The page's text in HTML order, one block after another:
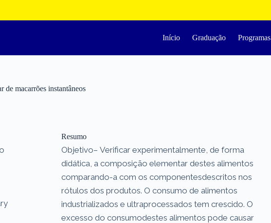
Início Graduação Programas
de macarrões instantâneos
Resumo
Objetivo– Verificar experimentalmente, de forma
didática, a composição elementar destes alimentos
comparando-a com os componentesdescritos nos
rótulos dos produtos. O consumo de alimentos
industrializados e ultraprocessados tem crescido. O
excesso do consumodestes alimentos pode causar